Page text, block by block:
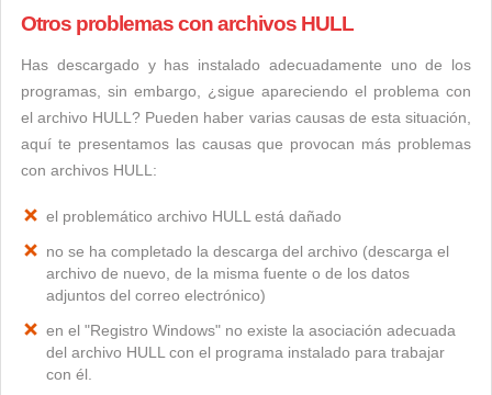
Otros problemas con archivos HULL
Has descargado y has instalado adecuadamente uno de los
programas, sin embargo, ¿sigue apareciendo el problema con
el archivo HULL? Pueden haber varias causas de esta situación,
aquí te presentamos las causas que provocan más problemas
con archivos HULL:
el problemático archivo HULL está dañado
no se ha completado la descarga del archivo (descarga el
archivo de nuevo, de la misma fuente o de los datos
adjuntos del correo electrónico)
en el "Registro Windows" no existe la asociación adecuada
del archivo HULL con el programa instalado para trabajar
con él.